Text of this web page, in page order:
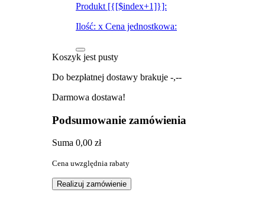
Produkt [{[$index+1]}]:
Ilość: x Cena jednostkowa:
Koszyk jest pusty
Do bezpłatnej dostawy brakuje -,--
Darmowa dostawa!
Podsumowanie zamówienia
Suma 0,00 zł
Cena uwzględnia rabaty
Realizuj zamówienie